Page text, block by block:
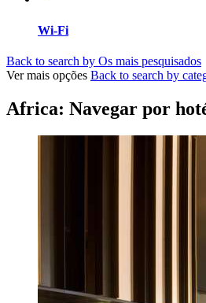
Wi-Fi
Back to search by Os mais pesquisados
Ver mais opções Back to search by
Africa: Navegar por